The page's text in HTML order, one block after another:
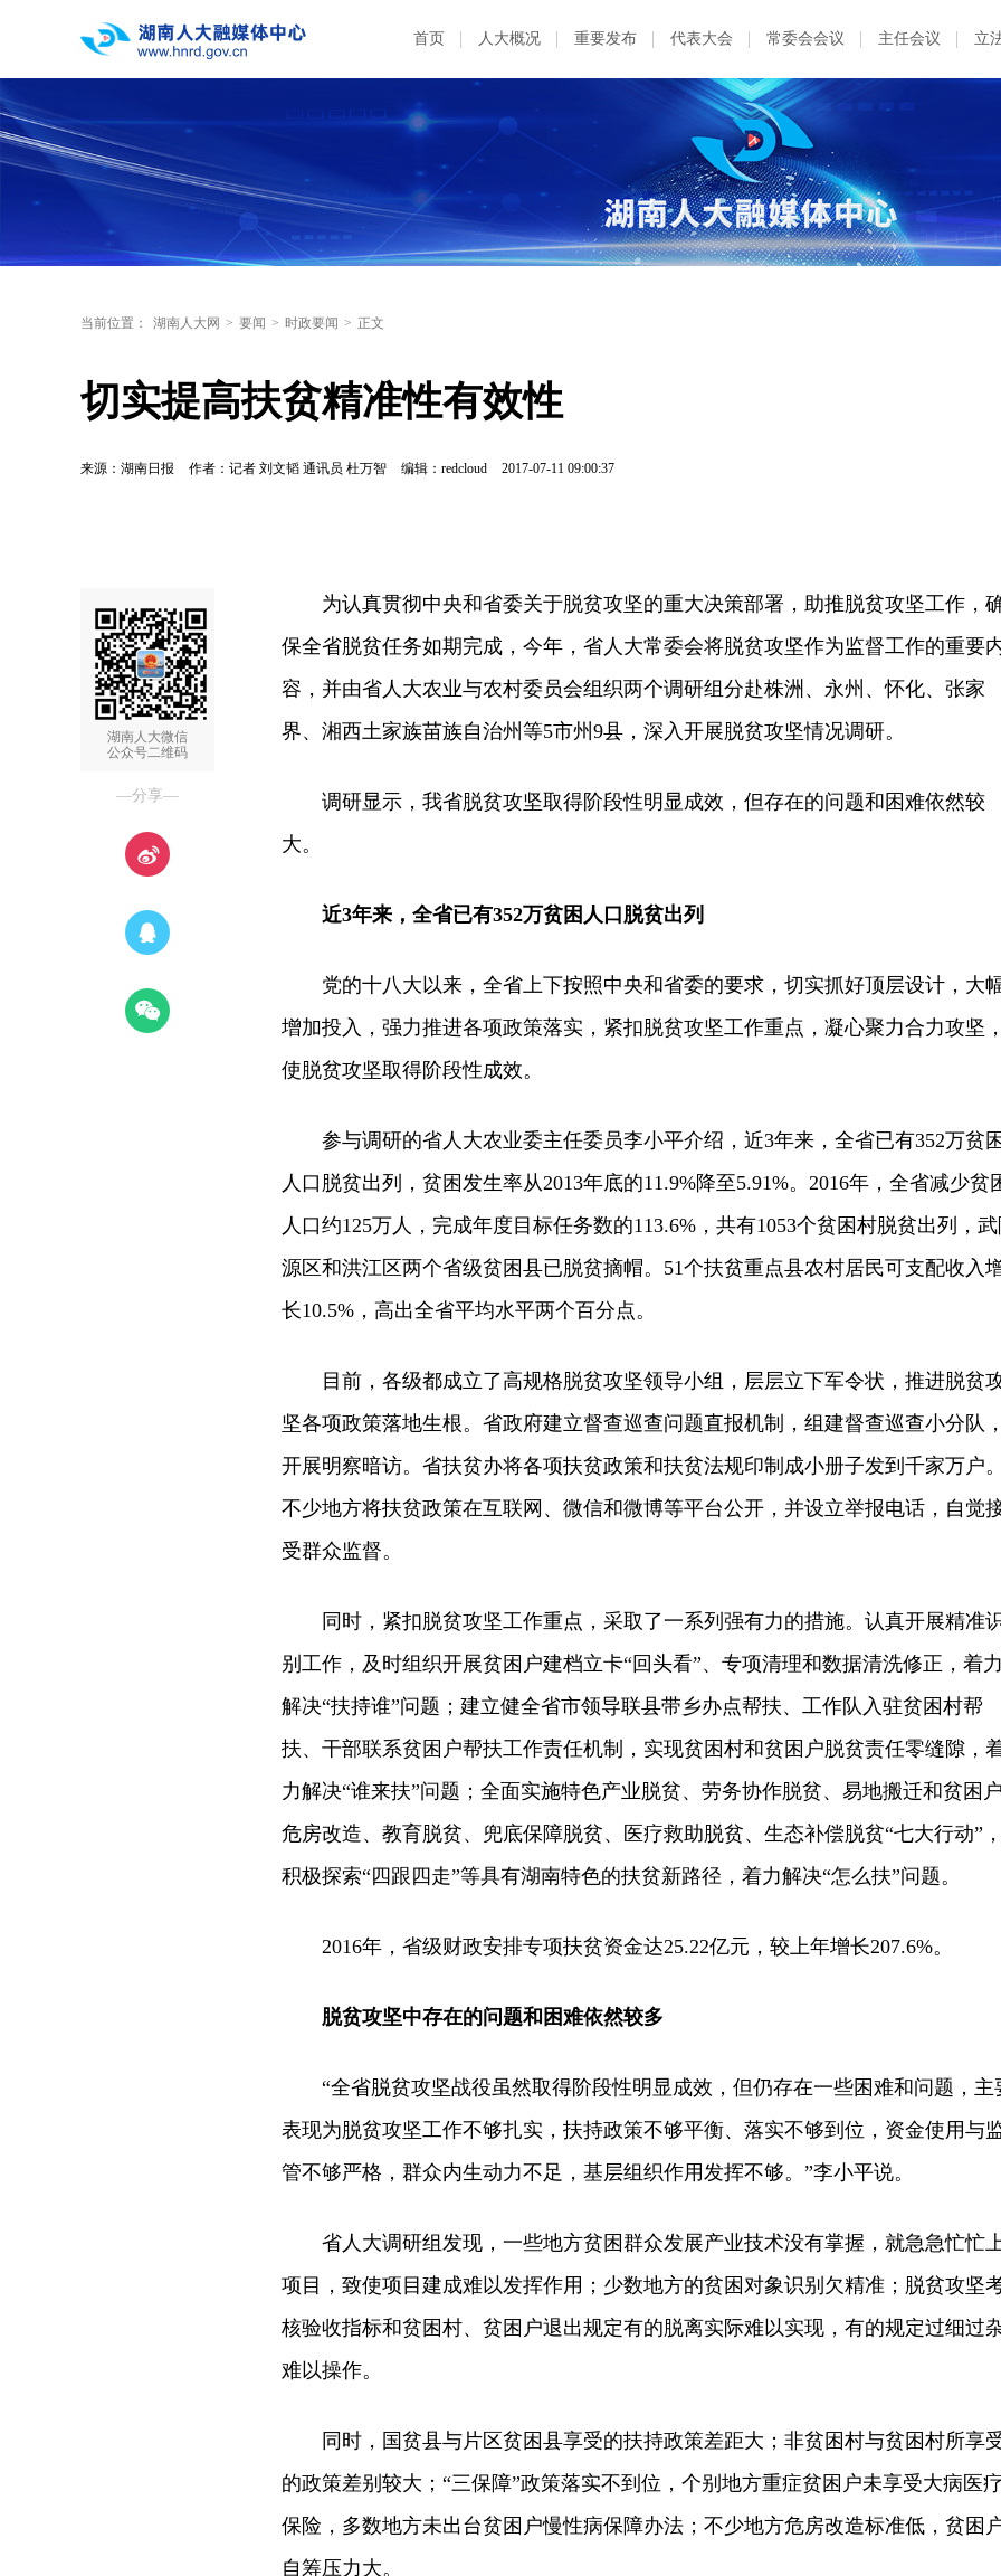
首页 人大概况 重要发布 代表大会 常委会会议 主任会议 立
当前位置： 湖南人大网 > 要闻 > 时政要闻 > 正文
切实提高扶贫精准性有效性
来源：湖南日报 作者：记者 刘文韬 通讯员 杜万智 编辑：redcloud 2017-07-11 09:00:37
湖南人大微信
公众号二维码
—分享—
为认真贯彻中央和省委关于脱贫攻坚的重大决策部署，助推脱贫攻坚工作，
保全省脱贫任务如期完成，今年，省人大常委会将脱贫攻坚作为监督工作的重要
容，并由省人大农业与农村委员会组织两个调研组分赴株洲、永州、怀化、张家
界、湘西土家族苗族自治州等5市州9县，深入开展脱贫攻坚情况调研。
调研显示，我省脱贫攻坚取得阶段性明显成效，但存在的问题和困难依然较
大。
近3年来，全省已有352万贫困人口脱贫出列
党的十八大以来，全省上下按照中央和省委的要求，切实抓好顶层设计，大
增加投入，强力推进各项政策落实，紧扣脱贫攻坚工作重点，凝心聚力合力攻坚，
使脱贫攻坚取得阶段性成效。
参与调研的省人大农业委主任委员李小平介绍，近3年来，全省已有352万贫困
人口脱贫出列，贫困发生率从2013年底的11.9%降至5.91%。2016年，全省减少贫
人口约125万人，完成年度目标任务数的113.6%，共有1053个贫困村脱贫出列，武
源区和洪江区两个省级贫困县已脱贫摘帽。51个扶贫重点县农村居民可支配收入
长10.5%，高出全省平均水平两个百分点。
目前，各级都成立了高规格脱贫攻坚领导小组，层层立下军令状，推进脱贫
坚各项政策落地生根。省政府建立督查巡查问题直报机制，组建督查巡查小分队，
开展明察暗访。省扶贫办将各项扶贫政策和扶贫法规印制成小册子发到千家万户。
不少地方将扶贫政策在互联网、微信和微博等平台公开，并设立举报电话，自觉
受群众监督。
同时，紧扣脱贫攻坚工作重点，采取了一系列强有力的措施。认真开展精准
别工作，及时组织开展贫困户建档立卡“回头看”、专项清理和数据清洗修正，着力
解决“扶持谁”问题；建立健全省市领导联县带乡办点帮扶、工作队入驻贫困村帮
扶、干部联系贫困户帮扶工作责任机制，实现贫困村和贫困户脱贫责任零缝隙，
力解决“谁来扶”问题；全面实施特色产业脱贫、劳务协作脱贫、易地搬迁和贫困户
危房改造、教育脱贫、兜底保障脱贫、医疗救助脱贫、生态补偿脱贫“七大行动”，
积极探索“四跟四走”等具有湖南特色的扶贫新路径，着力解决“怎么扶”问题。
2016年，省级财政安排专项扶贫资金达25.22亿元，较上年增长207.6%。
脱贫攻坚中存在的问题和困难依然较多
“全省脱贫攻坚战役虽然取得阶段性明显成效，但仍存在一些困难和问题，主
表现为脱贫攻坚工作不够扎实，扶持政策不够平衡、落实不够到位，资金使用与
管不够严格，群众内生动力不足，基层组织作用发挥不够。”李小平说。
省人大调研组发现，一些地方贫困群众发展产业技术没有掌握，就急急忙忙
项目，致使项目建成难以发挥作用；少数地方的贫困对象识别欠精准；脱贫攻坚
核验收指标和贫困村、贫困户退出规定有的脱离实际难以实现，有的规定过细过
难以操作。
同时，国贫县与片区贫困县享受的扶持政策差距大；非贫困村与贫困村所享
的政策差别较大；“三保障”政策落实不到位，个别地方重症贫困户未享受大病医疗
保险，多数地方未出台贫困户慢性病保障办法；不少地方危房改造标准低，贫困
自筹压力大。